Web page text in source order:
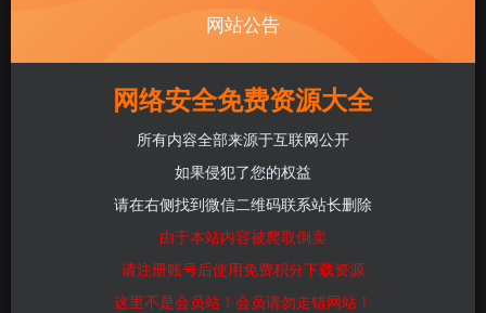
网站公告
网络安全免费资源大全
所有内容全部来源于互联网公开
如果侵犯了您的权益
请在右侧找到微信二维码联系站长删除
由于本站内容被爬取倒卖
请注册账号后使用免费积分下载资源
这里不是会员站！会员请勿走错网站！